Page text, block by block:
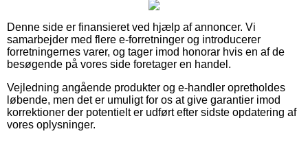
Denne side er finansieret ved hjælp af annoncer. Vi
samarbejder med flere e-forretninger og introducerer
forretningernes varer, og tager imod honorar hvis en af de
besøgende på vores side foretager en handel.
Vejledning angående produkter og e-handler opretholdes
løbende, men det er umuligt for os at give garantier imod
korrektioner der potentielt er udført efter sidste opdatering af
vores oplysninger.